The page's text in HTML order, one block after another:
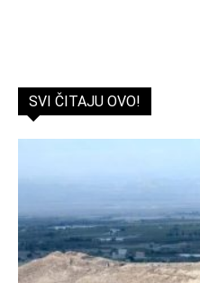
SVI ČITAJU OVO!